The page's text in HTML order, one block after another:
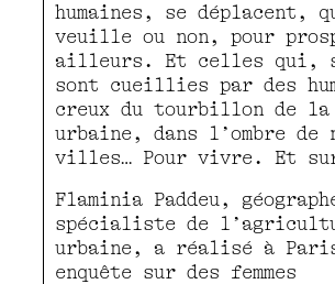
humaines, se déplacent,
veuille ou non, pour
ailleurs. Et celles qui,
sont cueillies par des
creux du tourbillon de
urbaine, dans l’ombre de
villes… Pour vivre. Et
Flaminia Paddeu,
spécialiste de
urbaine, a réalisé à
enquête sur des femmes